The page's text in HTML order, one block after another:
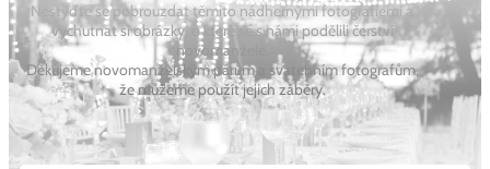
Nestyďte se pobrouzdat těmito nádhernými fotografiemi a
vychutnat si obrázky, o které se s námi podělili čerství
novomanželé.
Děkujeme novomanželským párům a svatebním fotografům,
že můžeme použít jejich záběry.